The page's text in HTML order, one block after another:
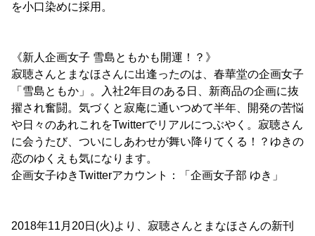
を小口染めに採用。
《新人企画女子 雪島ともかも開運！？》
寂聴さんとまなほさんに出逢ったのは、春華堂の企画女子
「雪島ともか」。入社2年目のある日、新商品の企画に抜
擢され奮闘。気づくと寂庵に通いつめて半年、開発の苦悩
や日々のあれこれをTwitterでリアルにつぶやく。寂聴さん
に会うたび、ついにしあわせが舞い降りてくる！？ゆきの
恋のゆくえも気になります。
企画女子ゆきTwitterアカウント：「企画女子部 ゆき」
2018年11月20日(火)より、寂聴さんとまなほさんの新刊